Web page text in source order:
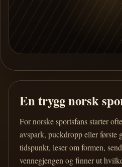
En trygg norsk
For norske sportsfans starter
avspark, puckdropp eller første
tidspunkt, leser om formen,
vennegjengen og finner ut